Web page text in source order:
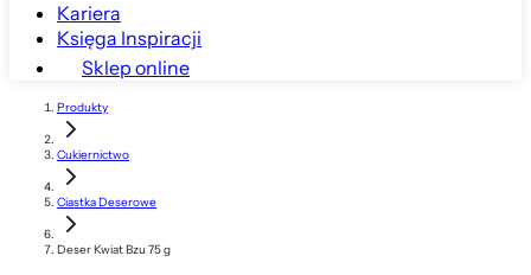
Kariera
Księga Inspiracji
Sklep online
Produkty
Cukiernictwo
Ciastka Deserowe
Deser Kwiat Bzu 75 g